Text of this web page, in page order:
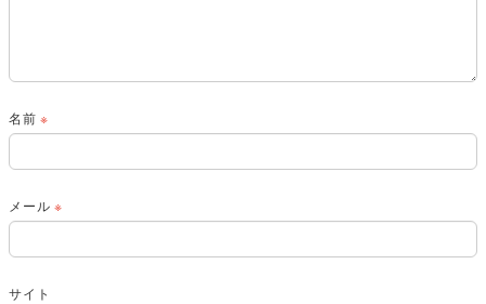
名前※
メール※
サイト